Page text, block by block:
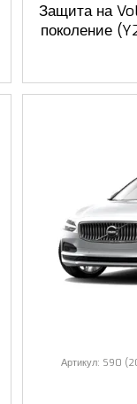
Защита на
поколение
Артикул: S90